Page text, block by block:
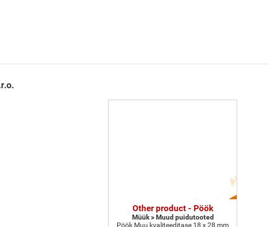
Other product - Pöök
Müük > Muud puidutooted
Pöök Muu kvaliteeditase 18 x 28 mm